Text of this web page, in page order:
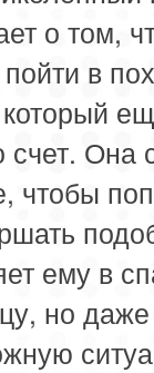
о том,
в
Она
чтобы
ему в
но даже